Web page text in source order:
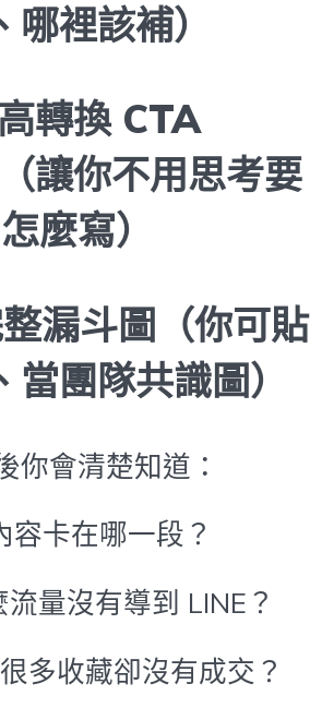
哪裡該補）
轉換 CTA
讓你不用思考要
怎麼寫）
漏斗圖（你可貼
當團隊共識圖）
你會清楚知道：
容卡在哪一段？
量沒有導到 LINE？
多收藏卻沒有成交？